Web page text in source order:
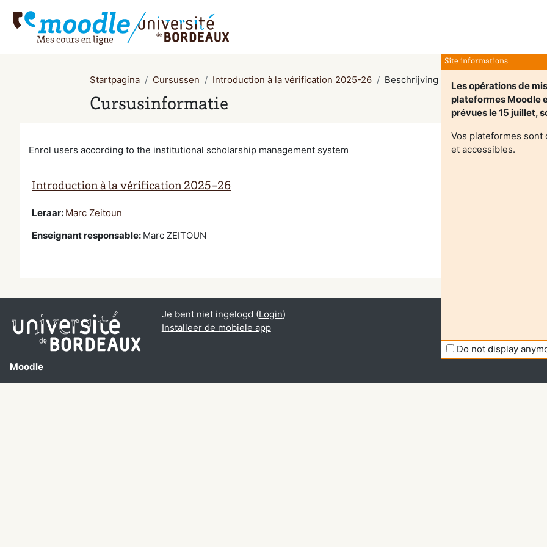
Site informations
Les opérations de
plateformes Moodle
prévues le 15 juillet,
Vos plateformes
et accessibles.
Do not display
Startpagina Cursussen Introduction à la vérification 2025-26 Beschrijving
Cursusinformatie
Enrol users according to the institutional scholarship management system
Introduction à la vérification 2025-26
Leraar: Marc Zeitoun
Enseignant responsable: Marc ZEITOUN
Moodle
Je bent niet ingelogd (Login)
Installeer de mobiele app